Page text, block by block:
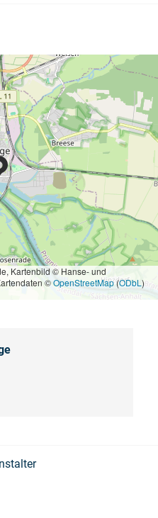
Kartenbild © Hanse- und
©OpenStreetMap(ODbL )